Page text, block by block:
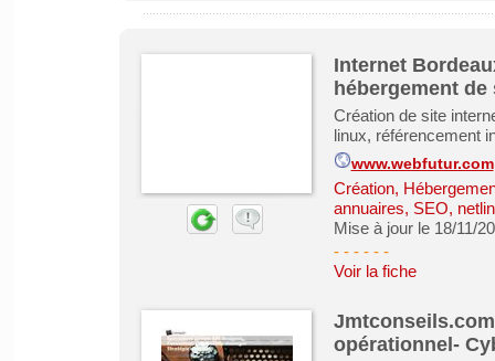
Internet
hébergement
Création de site
linux, référencement
www.webfutur.com
Création,
annuaires, SEO,
Mise à jour le 18/11/
- - - - --
Voir la fiche
opérationnel-